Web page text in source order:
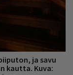
ja savu
kautta. Kuva: